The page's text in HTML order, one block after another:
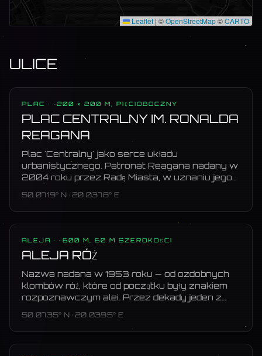
Leaflet | ©OpenStreetMap©CARTO
ULICE
PLAC · ~200 × 200 M, PIĘCIOBOCZNY
PLAC CENTRALNY IM. RONALDA
REAGANA
Plac 'Centralny' jako serce układu
urbanistycznego. Patronat Reagana nadany w
2004 roku przez Radę Miasta, w uznaniu jego
Nowej Hucie miał najsilniejsze polskie ognisko
(strajki Huty 1988).
50.0719° N · 20.0378° E
ALEJA · ~600 M, 60 M SZEROKOŚCI
ALEJA RÓŻ
Nazwa nadana w 1953 roku — od ozdobnych
klombów róż, które od początku były znakiem
rozpoznawczym alei. Przez dekady jeden z
50.0735° N · 20.0395° E